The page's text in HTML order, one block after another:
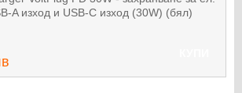
A изход и USB-C изход (30W) (бял)